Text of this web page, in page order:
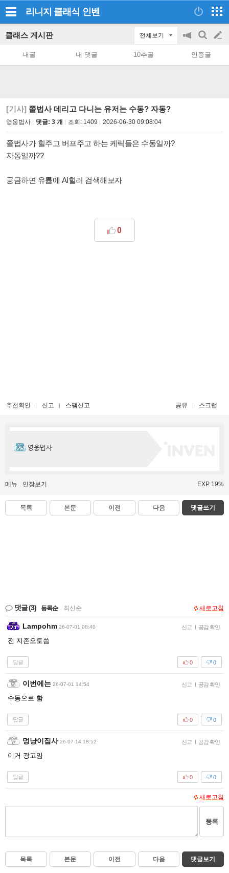
리니지 클래식 인벤
클래스 게시판 전체보기
공
on/off
검
색
글
쓰
내글 내 댓글 10추글 인증글
[기사] 쫄법사 데리고 다니는 유저는 수동? 자동?
영웅법사 댓글: 3 개 조회: 1409 2026-06-30 09:08:04
쫄법사가 힐주고 버프주고 하는 케릭들은 수동일까?
자동일까??
궁금하면 유튭에 AI힐러 검색해보자
0
추천확인 신고 스팸신고 공유 스크랩
영웅법사
메뉴 인장보기 EXP 19%
목록 본문 이전 다음 댓글쓰기
댓글(3) 등록순 최신순 새로고침
Lampohm 26-07-01 08:40 신고 | 공감 확인
전 지존오토씀
답글 0
0
이번에는 26-07-01 14:54 신고 | 공감 확인
수동으로 함
답글 0
0
멍냥이집사 26-07-14 18:52 신고 | 공감 확인
이거 광고임
답글 0
0
새로고침
등록
목록 본문 이전 다음 댓글보기